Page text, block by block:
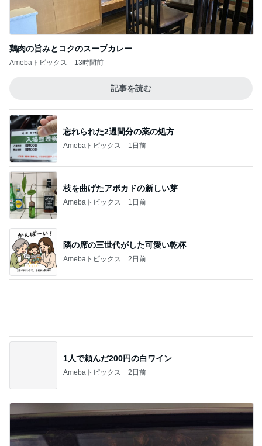
忘れられた2週間分の薬の処方
Amebaトピックス 1日前
Amebaトピックス 1日前
隣の席の三世代がした可愛い乾杯
Amebaトピックス 2日前
1人で頼んだ200円の白ワイン
Amebaトピックス 2日前
体の大きな子が目立つハチの巣
記事を読む